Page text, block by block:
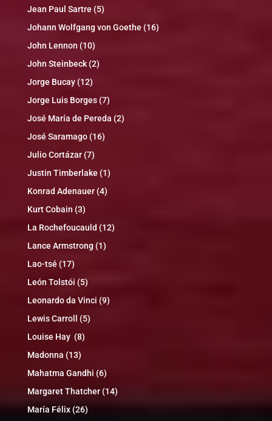
Jean Paul Sartre (5)
Johann Wolfgang von Goethe (16)
John Lennon (10)
John Steinbeck(2)
Jorge Bucay(12)
Jorge Luis Borges(7)
José María de Pereda (2)
José Saramago(16)
Julio Cortázar(7)
Justin Timberlake (1)
Konrad Adenauer(4)
Kurt Cobain (3)
La Rochefoucauld (12)
Lance Armstrong (1)
Lao-tsé (17)
León Tolstói (5)
Leonardo da Vinci (9)
Lewis Carroll
(5)
Louise Hay (8)
Madonna (13)
Mahatma Gandhi (6)
Margaret Thatcher(14)
María Félix(26)